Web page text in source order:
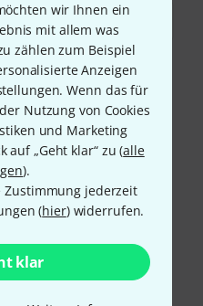
wir Ihnen ein
mit allem was
zählen zum Beispiel
Anzeigen
Wenn das für
Nutzung von Cookies
und Marketing
auf „Geht klar“ zu (alle
).
Zustimmung jederzeit
(hier) widerrufen.
klar
per Nachnahme,
Klarna Sofort bezahlen,